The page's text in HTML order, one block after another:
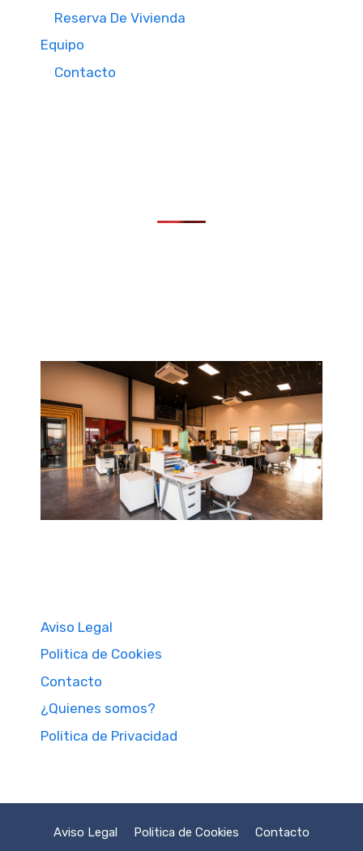
Reserva De Vivienda
Equipo
Contacto
Aviso Legal
Politica de Cookies
Contacto
¿Quienes somos?
Politica de Privacidad
Aviso Legal Politica de Cookies
Contacto